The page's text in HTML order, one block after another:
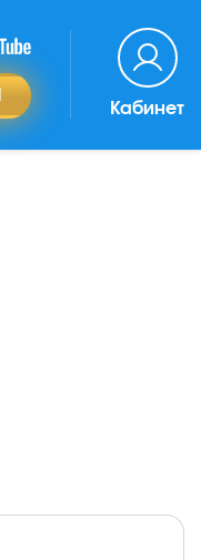
Кабинет